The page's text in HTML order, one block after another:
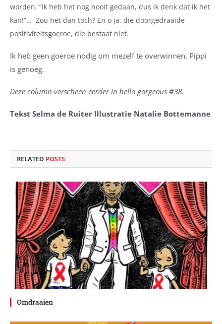
worden. “Ik heb het nog nooit gedaan, dus ik denk dat ik het
kan!”… Zou het dan toch? En o ja, die doorgedraaide
positiviteitsgoeroe, die bestaat niet.
Ik heb geen goeroe nodig om mezelf te overwinnen, Pippi
is genoeg.
Deze column verscheen eerder in hello gorgeous #38.
Tekst Selma de Ruiter Illustratie Natalie Bottemanne
RELATED POSTS
Omdraaien